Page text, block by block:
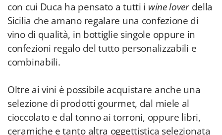
con cui Duca ha pensato a tutti i wine loverdella
Sicilia che amano regalare una confezione di
vino di qualità, in bottiglie singole oppure in
confezioni regalo del tutto personalizzabili e
combinabili.
Oltre ai vini è possibile acquistare anche una
selezione di prodotti gourmet, dal miele al
cioccolato e dal tonno ai torroni, oppure libri,
ceramiche e tanto altra oggettistica selezionata